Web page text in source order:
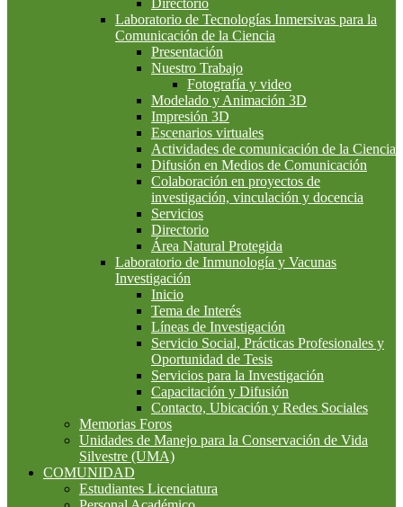
Directorio
Laboratorio de Tecnologías Inmersivas para la
Comunicación de la Ciencia
Presentación
Nuestro Trabajo
Fotografía y video
Modelado y Animación 3D
Impresión 3D
Escenarios virtuales
Actividades de comunicación de la Ciencia
Difusión en Medios de Comunicación
Colaboración en proyectos de
investigación, vinculación y docencia
Servicios
Directorio
Área Natural Protegida
Laboratorio de Inmunología y Vacunas
Investigación
Inicio
Tema de Interés
Líneas de Investigación
Servicio Social, Prácticas Profesionales y
Oportunidad de Tesis
Servicios para la Investigación
Capacitación y Difusión
Contacto, Ubicación y Redes Sociales
Memorias Foros
Unidades de Manejo para la Conservación de Vida
Silvestre (UMA)
COMUNIDAD
Estudiantes Licenciatura